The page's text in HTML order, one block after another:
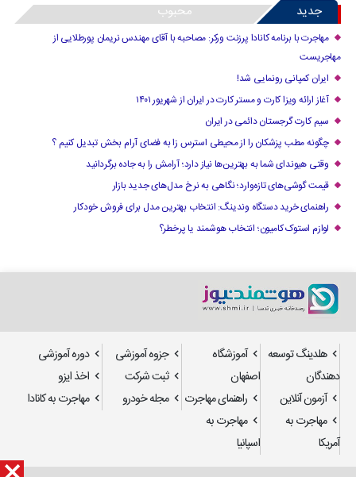
جدید محبوب
مهاجرت با برنامه کانادا پرزنت ورکر: مصاحبه با آقای مهندس نریمان پورطلایی از
مهاجریست
ایران کمپانی رونمایی شد!
آغاز ارائه ویزا کارت و مستر کارت در ایران از شهریور ۱۴۰۱
سیم کارت گرجستان دائمی در ایران
چگونه مطب پزشکان را از محیطی استرس زا به فضای آرام بخش تبدیل کنیم ؟
وقتی هیوندای شما به بهترین‌ها نیاز دارد؛ آرامش را به جاده برگردانید
قیمت گوشی‌های تازه‌وارد؛ نگاهی به نرخ مدل‌های جدید بازار
راهنمای خرید دستگاه وندینگ: انتخاب بهترین مدل برای فروش خودکار
لوازم استوک کامیون؛ انتخاب هوشمند یا پرخطر؟
هلدینگ توسعه
دهندگان
آموزشگاه
اصفهان
جزوه آموزشی
دوره آموزشی
ثبت شرکت
اخذ ایزو
آزمون آنلاین
راهنمای مهاجرت مجله خودرو
مهاجرت به کانادا
مهاجرت به
آمریکا
مهاجرت به
اسپانیا